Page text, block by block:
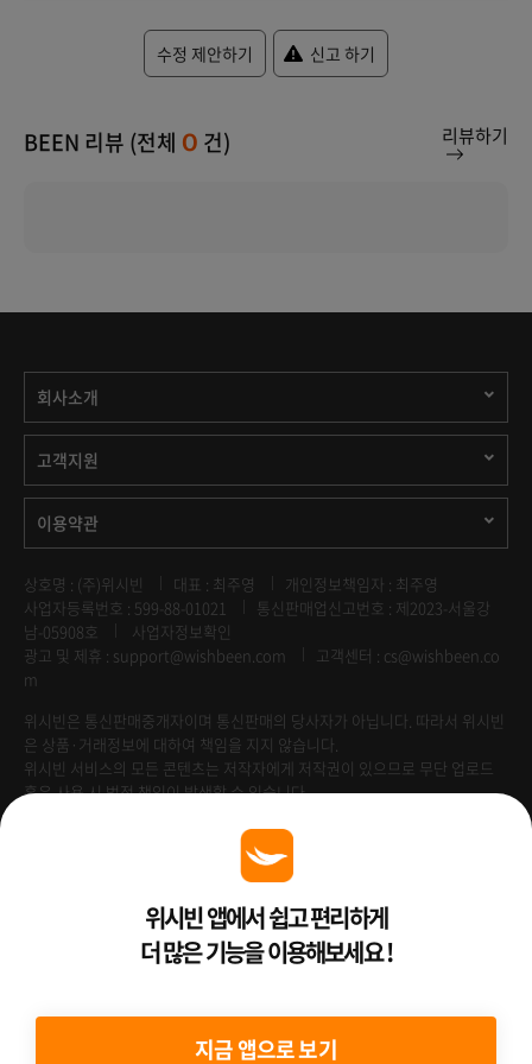
수정 제안하기 신고 하기
BEEN 리뷰 (전체 0 건) 리뷰하기
회사소개
고객지원
이용약관
상호명 : (주)위시빈 대표 : 최주영
개인정보책임자 : 최주영
사업자등록번호 : 599-88-01021
통신판매업신고번호 : 제2023-서울강
남-05908호
사업자정보확인
광고 및 제휴 : support@wishbeen.com
고객센터 : cs@wishbeen.co
m
위시빈은 통신판매중개자이며 통신판매의 당사자가 아닙니다. 따라서 위시빈
은 상품·거래정보에 대하여 책임을 지지 않습니다.
위시빈 서비스의 모든 콘텐츠는 저작자에게 저작권이 있으므로 무단 업로드
혹은 사용 시 법적 책임이 발생할 수 있습니다.
Venture Enterprise위시빈 앱에서 쉽고 편리하게
더 많은 기능을 이용해보세요 !
지금 앱으로 보기